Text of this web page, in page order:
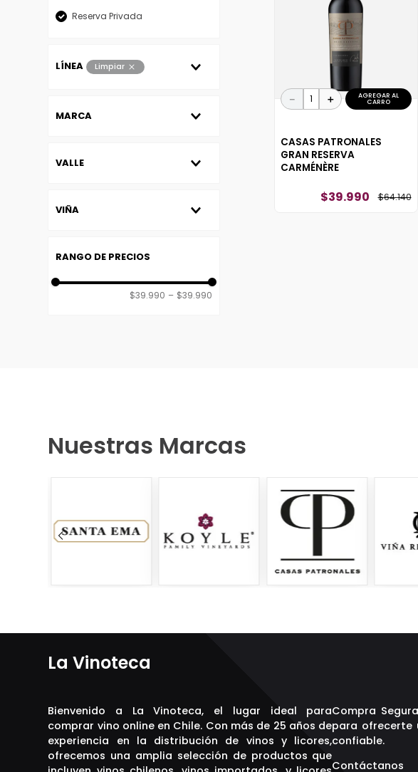
Reserva Privada
LÍNEA Limpiar
MARCA
VALLE
VIÑA
$39.990 – $39.990
＋
－ AGREGAR AL
CARRO
CASAS PATRONALES
GRAN RESERVA
CARMÉNÈRE
$39.990 $64.140
Nuestras Marcas
La Vinoteca
Bienvenido a La Vinoteca, el lugar ideal para
comprar vino online en Chile. Con más de 25 años de
experiencia en la distribución de vinos y licores,
ofrecemos una amplia selección de productos que
Compra
para ofrecerte
confiable.
Contáctanos